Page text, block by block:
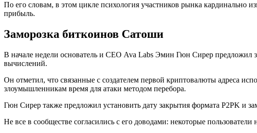
По его словам, в этом цикле психология участников рынка кардинально
прибыль.
Заморозка биткоинов Сатоши
В начале недели основатель и СЕО Ava Labs Эмин Гюн Сирер предложил
вычислений.
Он отметил, что связанные с создателем первой криптовалюты адреса
злоумышленникам время для атаки методом перебора.
Гюн Сирер также предложил установить дату закрытия формата P2PK и
Не все в сообществе согласились с его доводами: некоторые